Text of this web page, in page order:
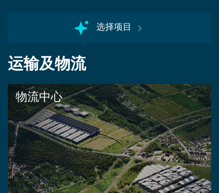
选择项目
运输及物流
物流中心